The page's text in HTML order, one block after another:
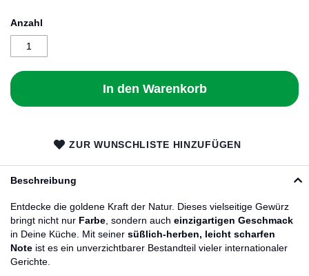
Anzahl
In den Warenkorb
ZUR WUNSCHLISTE HINZUFÜGEN
Beschreibung
Entdecke die goldene Kraft der Natur. Dieses vielseitige Gewürz
bringt nicht nur Farbe , sondern auch einzigartigen Geschmack
in Deine Küche. Mit seiner süßlich-herben, leicht scharfen
Note ist es ein unverzichtbarer Bestandteil vieler internationaler
Gerichte.